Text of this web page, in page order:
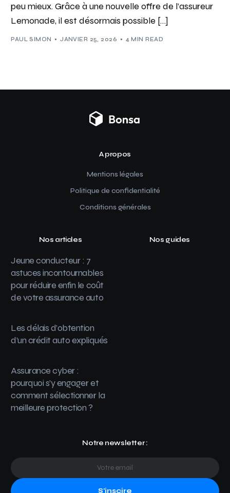
peu mieux. Grâce à une nouvelle offre de l’assureur
Lemonade, il est désormais possible […]
PAUL SIMON JANVIER 25, 2026 4 MIN READ
A propos
Mentions légales
Politique de confidentialité
Conditions générales
Nos articles
Jeune conducteur : 7
astuces incontournables
pour réduire enfin le coût
de votre assurance auto
Les délais d’obtention
d’un crédit auto expliqués
Assurance cyber :
pourquoi s’y engager et
comment sélectionner la
meilleure protection ?
Nos guides
Notre newsletter :
S'inscire